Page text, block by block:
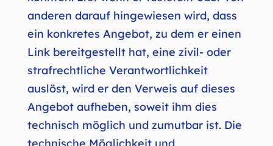
könnten. Erst wenn er feststellt oder von
anderen darauf hingewiesen wird, dass
ein konkretes Angebot, zu dem er einen
Link bereitgestellt hat, eine zivil- oder
strafrechtliche Verantwortlichkeit
auslöst, wird er den Verweis auf dieses
Angebot aufheben, soweit ihm dies
technisch möglich und zumutbar ist. Die